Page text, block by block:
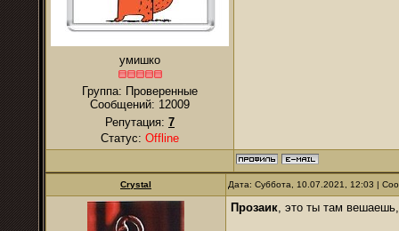
умишко
Группа: Проверенные
Сообщений: 12009
Репутация: 7
Статус: Offline
Crystal Дата: Суббота, 10.07.2021, 12:03 |
Прозаик, это ты там